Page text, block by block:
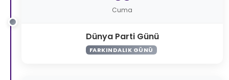
Cuma
Dünya Parti Günü
FARKINDALIK GÜNÜ